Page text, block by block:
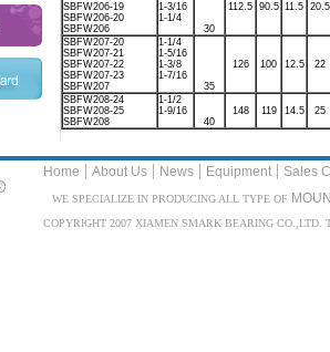
SBFW206-19
SBFW206-20
SBFW206
1-3/16
1-1/4
30
112.5 90.5 11.5 20.5
SBFW207-20
SBFW207-21
SBFW207-22
SBFW207-23
SBFW207
1-1/4
1-5/16
1-3/8
1-7/16
35
126 100 12.5 22
SBFW208-24
SBFW208-25
SBFW208
1-1/2
1-9/16
40
148 119 14.5 25
Home | About Us | News | Equipment | Sales
WE SPECIALIZE IN PRODUCING ALL TYPE OF
COPYRIGHT 2007 XIAMEN SMARK BEARING CO.,LTD.